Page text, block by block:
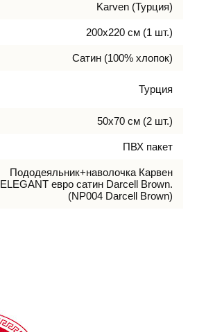
Karven (Турция)
200х220 см (1 шт.)
Сатин (100% хлопок)
Турция
50х70 см (2 шт.)
ПВХ пакет
Пододеяльник+наволочка Карвен
ELEGANT евро сатин Darcell Brown.
(NP004 Darcell Brown)